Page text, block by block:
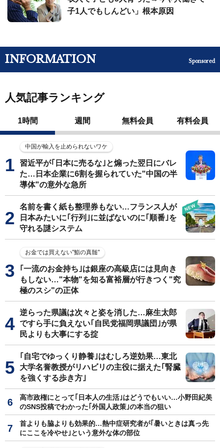
子1人でもしんどい」根本原因
INFORMATION Sponsored
人気記事ランキング
1時間 週間 無料会員 有料会員
中国が輸入を止められないワケ
習近平が｢日本に売るな｣と煽った翌日にバレ
た…日本企業に6割を握られていた"中国の半
導体"の意外な急所
名前を書く紙も整理券もない…フランス人が
日本みたいに｢行列｣に並ばないのに｢順番｣を
守れる謎システム
お金では買えない"鮨の真髄"
｢一流のお金持ち｣は銀座の高級店には見向き
もしない…"本物"を知る富裕層が行きつく"究
極のスシ"の正体
逆らった県議は次々と姿を消した…麻生太郎
ですら手に負えない｢自民党福岡県議団｣が県
民よりも大事にする掟
｢自宅でゆっくり静養｣はむしろ逆効果…東北
大学名誉教授がリハビリの主役に据えた｢腎臓
を強くする歩き方｣
高市政権にとって｢日本人の生活｣はどうでもいい…小野田紀美
のSNS投稿でわかった｢外国人政策｣の本当の狙い
首よりも脇よりも効果的…熱中症研究者が｢暑いときは真っ先
にここを冷やせ｣という意外な体の部位